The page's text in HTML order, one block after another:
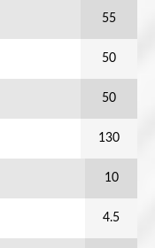
55
50
50
130
10
4.5